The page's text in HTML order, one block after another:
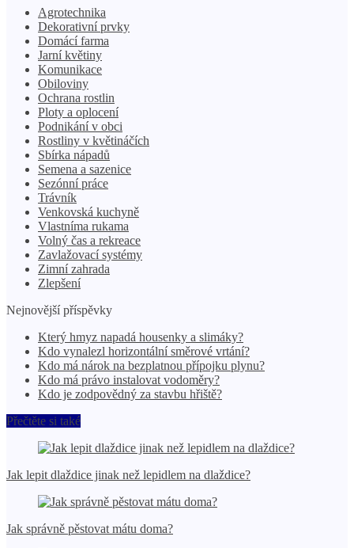
Agrotechnika
Dekorativní prvky
Domácí farma
Jarní květiny
Komunikace
Obiloviny
Ochrana rostlin
Ploty a oplocení
Podnikání v obci
Rostliny v květináčích
Sbírka nápadů
Semena a sazenice
Sezónní práce
Trávník
Venkovská kuchyně
Vlastníma rukama
Volný čas a rekreace
Zavlažovací systémy
Zimní zahrada
Zlepšení
Nejnovější příspěvky
Který hmyz napadá housenky a slimáky?
Kdo vynalezl horizontální směrové vrtání?
Kdo má nárok na bezplatnou přípojku plynu?
Kdo má právo instalovat vodoměry?
Kdo je zodpovědný za stavbu hřiště?
Přečtěte si také
Jak lepit dlaždice jinak než lepidlem na dlaždice?
Jak správně pěstovat mátu doma?